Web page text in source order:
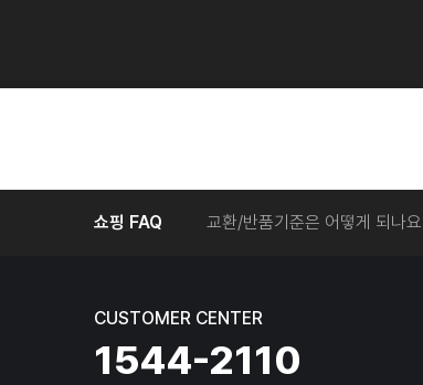
쇼핑 FAQ
온라인에서 주문 후 오프라인
교환/반품기준은 어떻게 되나
온라인에서 구매한 상품 오프라
CUSTOMER CENTER
1544-2110